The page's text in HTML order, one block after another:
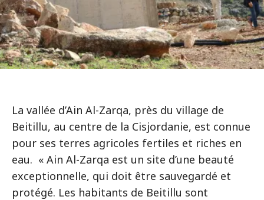
La vallée d’Ain Al-Zarqa, près du village de
Beitillu, au centre de la Cisjordanie, est connue
pour ses terres agricoles fertiles et riches en
eau. « Ain Al-Zarqa est un site d’une beauté
exceptionnelle, qui doit être sauvegardé et
protégé. Les habitants de Beitillu sont